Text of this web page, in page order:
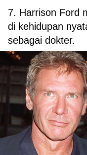
7. Harrison Ford
di kehidupan
sebagai dokter.